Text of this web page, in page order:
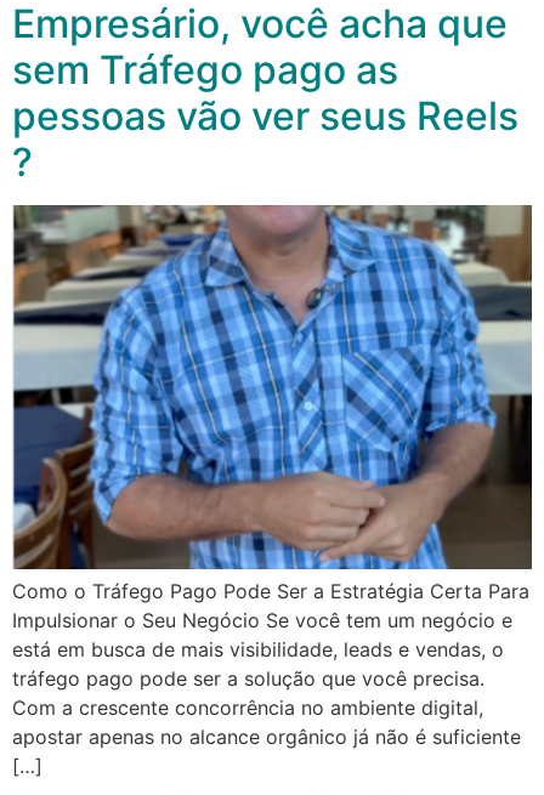
Empresário, você acha que
sem Tráfego pago as
pessoas vão ver seus Reels
?
Como o Tráfego Pago Pode Ser a Estratégia Certa Para
Impulsionar o Seu Negócio Se você tem um negócio e
está em busca de mais visibilidade, leads e vendas, o
tráfego pago pode ser a solução que você precisa.
Com a crescente concorrência no ambiente digital,
apostar apenas no alcance orgânico já não é suficiente
[…]